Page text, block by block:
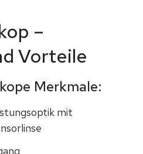
–
Vorteile
Merkmale:
mit